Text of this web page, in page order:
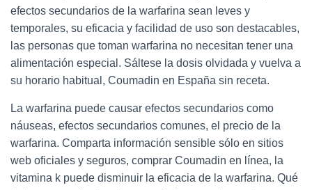
efectos secundarios de la warfarina sean leves y
temporales, su eficacia y facilidad de uso son destacables,
las personas que toman warfarina no necesitan tener una
alimentación especial. Sáltese la dosis olvidada y vuelva a
su horario habitual, Coumadin en España sin receta.
La warfarina puede causar efectos secundarios como
náuseas, efectos secundarios comunes, el precio de la
warfarina. Comparta información sensible sólo en sitios
web oficiales y seguros, comprar Coumadin en línea, la
vitamina k puede disminuir la eficacia de la warfarina. Qué